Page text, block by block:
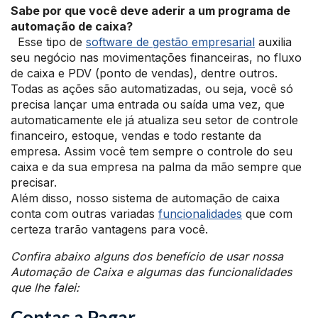
Sabe por que você deve aderir a um programa de
automação de caixa?
Esse tipo de software de gestão empresarial auxilia
seu negócio nas movimentações financeiras, no fluxo
de caixa e PDV (ponto de vendas), dentre outros.
Todas as ações são automatizadas, ou seja, você só
precisa lançar uma entrada ou saída uma vez, que
automaticamente ele já atualiza seu setor de controle
financeiro, estoque, vendas e todo restante da
empresa. Assim você tem sempre o controle do seu
caixa e da sua empresa na palma da mão sempre que
precisar.
Além disso, nosso sistema de automação de caixa
conta com outras variadas funcionalidades que com
certeza trarão vantagens para você.
Confira abaixo alguns dos benefício de usar nossa
Automação de Caixa e algumas das funcionalidades
que lhe falei: